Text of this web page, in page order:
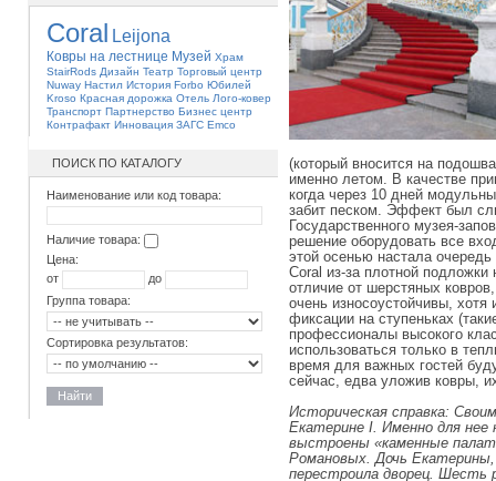
Coral Leijona
Ковры на лестнице Музей Храм
StairRods Дизайн Театр Торговый центр
Nuway Настил История Forbo Юбилей
Kroso Красная дорожка Отель Лого-ковер
Транспорт Партнерство Бизнес центр
Контрафакт Инновация ЗАГС Emco
ПОИСК ПО КАТАЛОГУ
Наименование или код товара:
Наличие товара:
Цена:
от
до
Группа товара:
Сортировка результатов:
Найти
(который вносится на
именно летом. В качестве
когда через 10 дней
забит песком. Эффект был
Государственного музея-
решение оборудовать все
этой осенью настала
Coral из-за плотной
отличие от шерстяных
очень износоустойчивы,
фиксации на ступеньках
профессионалы высокого
использоваться только в
время для важных гостей
сейчас, едва уложив ковры,
Историческая справка:
Екатерине I. Именно для нее
выстроены «каменные
Романовых. Дочь
перестроила дворец. Шесть